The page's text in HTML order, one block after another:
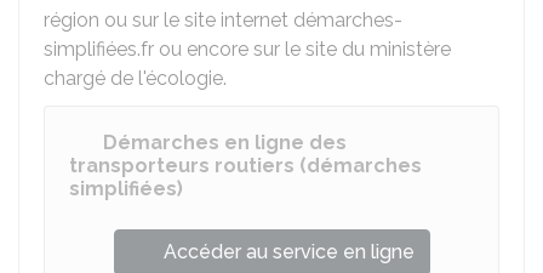
région ou sur le site internet démarches-
simplifiées.fr ou encore sur le site du ministère
chargé de l'écologie.
Démarches en ligne des
transporteurs routiers (démarches
simplifiées)
Accéder au service en ligne